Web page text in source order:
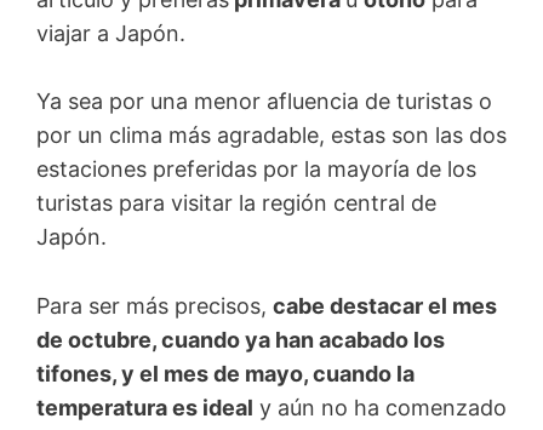
viajar a Japón.
Ya sea por una menor afluencia de turistas o
por un clima más agradable, estas son las dos
estaciones preferidas por la mayoría de los
turistas para visitar la región central de
Japón.
Para ser más precisos, cabe destacar el mes
de octubre, cuando ya han acabado los
tifones, y el mes de mayo, cuando la
temperatura es ideal y aún no ha comenzado